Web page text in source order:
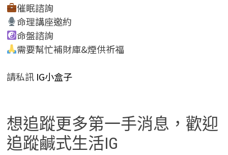
催眠諮詢
命理講座邀約
命盤諮詢
需要幫忙補財庫&煙供祈福
請私訊IG小盒子
想追蹤更多第一手消息，歡迎
追蹤鹹式生活IG